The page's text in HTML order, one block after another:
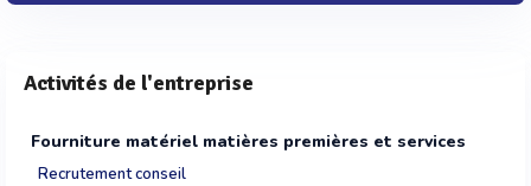
Activités de l'entreprise
Fourniture matériel matières premières et services
Recrutement conseil